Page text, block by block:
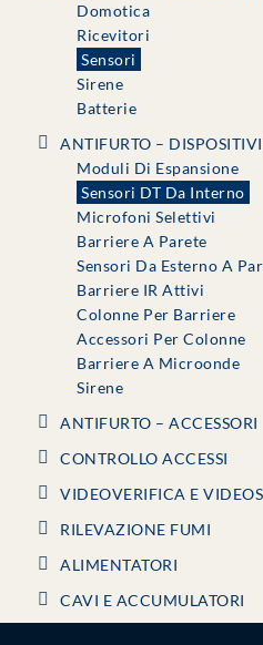
Domotica
Ricevitori
Sensori
Sirene
Batterie
ANTIFURTO –
Moduli Di Espansione
Sensori DT Da Interno
Microfoni Selettivi
Barriere A Parete
Sensori Da Esterno A
Barriere IR Attivi
Colonne Per Barriere
Accessori Per Colonne
Barriere A Microonde
Sirene
ANTIFURTO – ACCESSORI
CONTROLLO ACCESSI
VIDEOVERIFICA E
RILEVAZIONE FUMI
ALIMENTATORI
CAVI E ACCUMULATORI